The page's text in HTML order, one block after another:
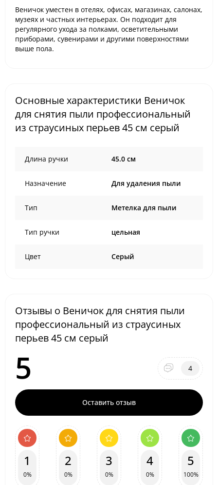
Веничок уместен в отелях, офисах, магазинах, салонах,
музеях и частных интерьерах. Он подходит для
регулярного ухода за полками, осветительными
приборами, сувенирами и другими поверхностями
выше пола.
Основные характеристики Веничок
для снятия пыли профессиональный
из страусиных перьев 45 см серый
Длина ручки 45.0 см
Назначение Для удаления пыли
Тип Метелка для пыли
Тип ручки цельная
Цвет Серый
Отзывы о Веничок для снятия пыли
профессиональный из страусиных
перьев 45 см серый
5 4
Оставить отзыв
1
0%
2
0%
3
0%
4
0%
5
100%